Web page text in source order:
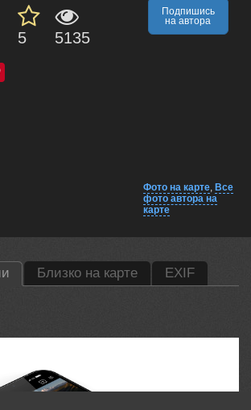
5 5135
Подпишись
на автора
Фото на карте, Все
фото автора на
карте
Близко на карте EXIF